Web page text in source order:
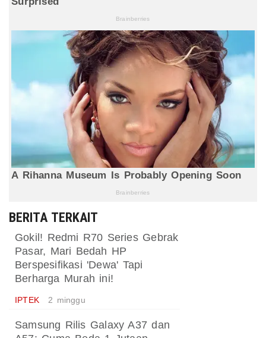
BERITA TERKAIT
Gokil! Redmi R70 Series Gebrak
Pasar, Mari Bedah HP
Berspesifikasi 'Dewa' Tapi
Berharga Murah ini!
IPTEK 2 minggu
Samsung Rilis Galaxy A37 dan